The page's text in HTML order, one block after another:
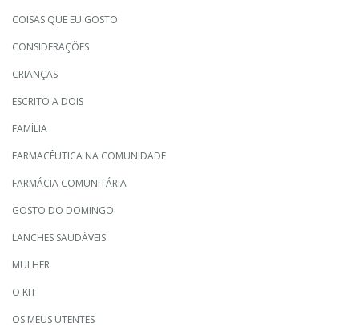
COISAS QUE EU GOSTO
CONSIDERAÇÕES
CRIANÇAS
ESCRITO A DOIS
FAMÍLIA
FARMACÊUTICA NA COMUNIDADE
FARMÁCIA COMUNITÁRIA
GOSTO DO DOMINGO
LANCHES SAUDÁVEIS
MULHER
O KIT
OS MEUS UTENTES